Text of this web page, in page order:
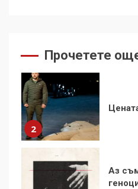
Прочетете
2
3
дори